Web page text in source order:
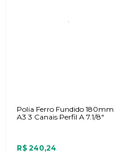
Polia Ferro Fundido 180mm
A3 3 Canais Perfil A 7.1/8"
R$ 240,24